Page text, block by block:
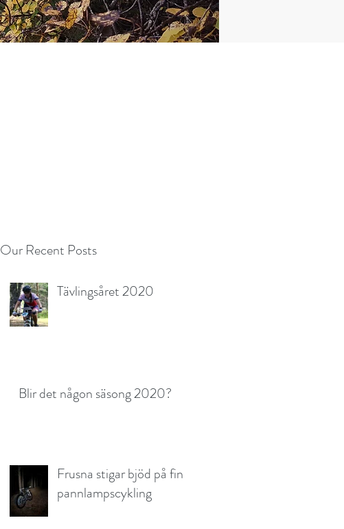
Our Recent Posts
Tävlingsåret 2020
Blir det någon säsong 2020?
Frusna stigar bjöd på fin
pannlampscykling